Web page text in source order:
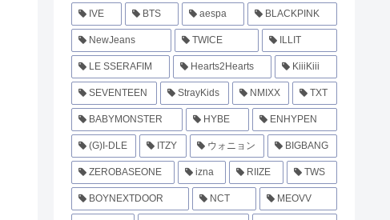
IVE BTS aespa BLACKPINK
NewJeans TWICE ILLIT
LE SSERAFIM Hearts2Hearts KiiiKiii
SEVENTEEN StrayKids NMIXX TXT
BABYMONSTER HYBE ENHYPEN
(G)I-DLE ITZY ウォニョン BIGBANG
ZEROBASEONE izna RIIZE TWS
BOYNEXTDOOR NCT MEOVV